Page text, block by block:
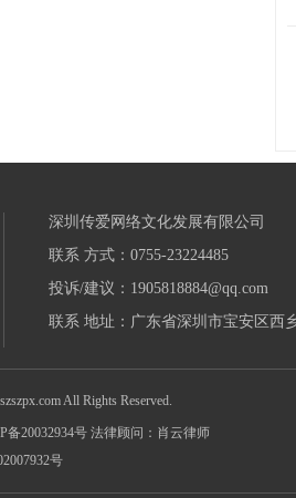
深圳传爱网络文化发展有限公司
联系 方式：0755-23224485
投诉/建议：1905818884@qq.com
联系 地址：广东省深圳市宝安区西
All Rights Reserved.
备20032934号法律顾问：肖云律师
号